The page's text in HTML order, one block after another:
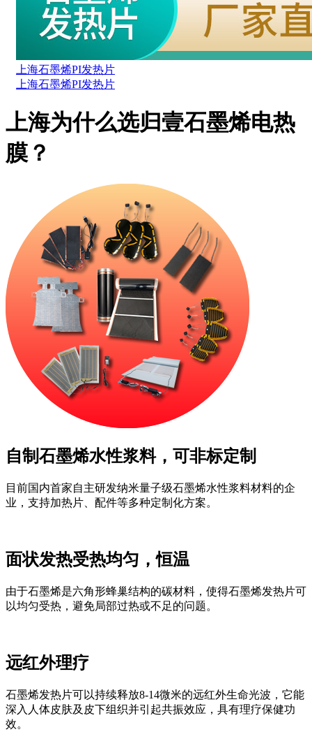
上海石墨烯PI发热片
上海石墨烯PI发热片
上海为什么选归壹石墨烯电热
膜？
自制石墨烯水性浆料，可非标定制
目前国内首家自主研发纳米量子级石墨烯水性浆料材料的企
业，支持加热片、配件等多种定制化方案。
面状发热受热均匀，恒温
由于石墨烯是六角形蜂巢结构的碳材料，使得石墨烯发热片可
以均匀受热，避免局部过热或不足的问题。
远红外理疗
石墨烯发热片可以持续释放8-14微米的远红外生命光波，它能
深入人体皮肤及皮下组织并引起共振效应，具有理疗保健功
效。